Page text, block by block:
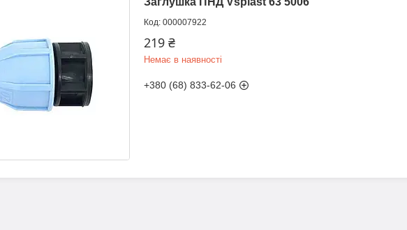
000007922
219 ₴
Немає в наявності
+380 (68) 833-62-06